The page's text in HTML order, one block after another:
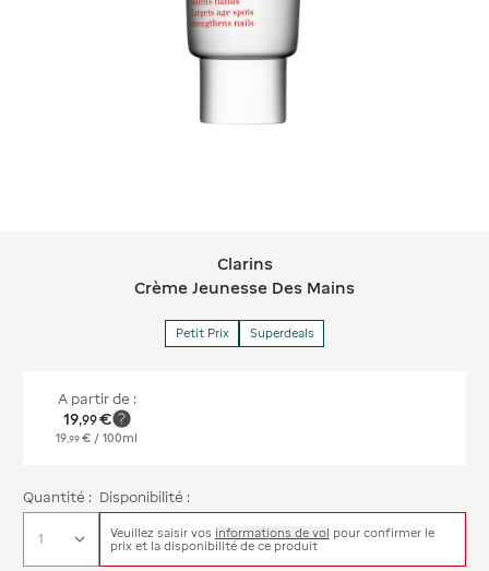
Clarins Crème Jeunesse Des Mains
Clarins
Crème Jeunesse Des Mains
Petit Prix Superdeals
A partir de :
19,99€
19 99 € / 100ml
Quantité : Disponibilité :
Veuillez saisir vos informations de vol pour confirmer le
prix et la disponibilité de ce produit